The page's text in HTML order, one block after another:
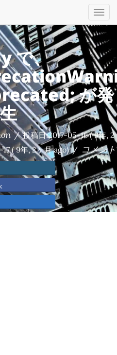
で、
が発
生
/ 投稿日:2017-05-16( 9年, 2
( 9年, 2ヶ月 ago) / コメント